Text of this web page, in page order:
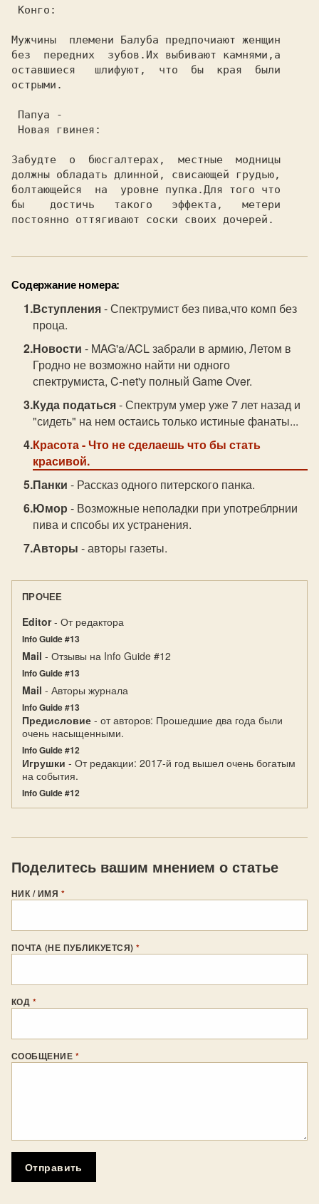
Мужчины  племени Балуба предпочиают женщин
без  передних  зубов.Их выбивают камнями,а
оставшиеся   шлифуют,  что  бы  края  были
острыми.
Забудте  о  бюсгалтерах,  местные  модницы
должны обладать длинной, свисающей грудью,
болтающейся  на  уровне пупка.Для того что
бы    достичь   такого   эффекта,   метери
Содержание номера:
Вступления- Спектрумист без пива,что комп без
проца.
Новости - MAG'a/ACL забрали в армию, Летом в
Гродно не возможно найти ни одного
спектрумиста, C-net'у полный Game Over.
Куда податься- Спектрум умер уже 7 лет назад и
"сидеть" на нем остаись только истиные фанаты...
Красота- Что не сделаешь что бы стать
красивой.
Панки - Рассказ одного питерского панка.
Юмор - Возможные неполадки при употреблрнии
пива и спсобы их устранения.
Авторы - авторы газеты.
ПРОЧЕЕ
Editor- От редактора
Info Guide #13
Mail - Отзывы на Info Guide #12
Info Guide #13
Mail - Авторы журнала
Info Guide #13
Предисловие - от авторов: Прошедшие два года были
очень насыщенными.
Info Guide #12
Игрушки - От редакции: 2017-й год вышел очень богатым
на события.
Info Guide #12
Поделитесь вашим мнением о статье
НИК / ИМЯ *
ПОЧТА (НЕ ПУБЛИКУЕТСЯ)*
КОД *
СООБЩЕНИЕ *
Отправить